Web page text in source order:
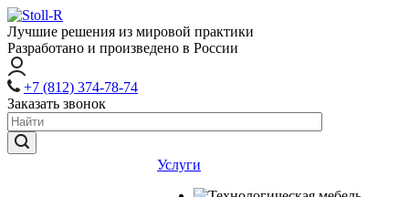
Лучшие решения из мировой практики
Разработано и произведено в России
+7 (812) 374-78-74
Заказать звонок
Услуги